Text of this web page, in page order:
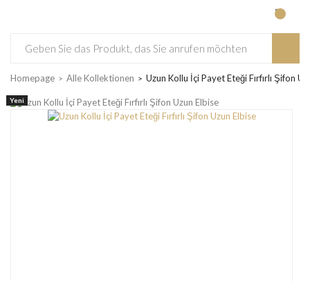
Homepage Alle Kollektionen Uzun Kollu İçi Payet Eteği Fırfırlı Şifon
Yeni